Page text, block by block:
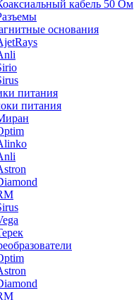
кабель 50 Ом
основания
питания
питания